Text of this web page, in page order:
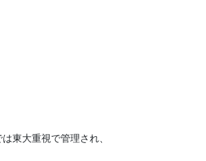
東大重視で管理され、